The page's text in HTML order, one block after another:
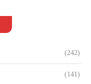
(242)
(141)